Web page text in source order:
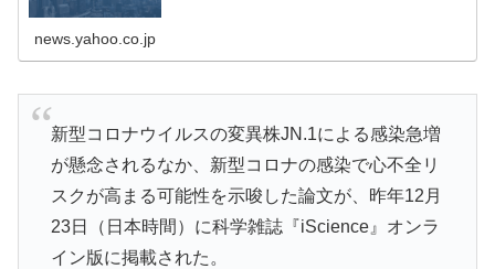
news.yahoo.co.jp
新型コロナウイルスの変異株JN.1による感染急増
が懸念されるなか、新型コロナの感染で心不全リ
スクが高まる可能性を示唆した論文が、昨年12月
23日（日本時間）に科学雑誌『iScience』オンラ
イン版に掲載された。